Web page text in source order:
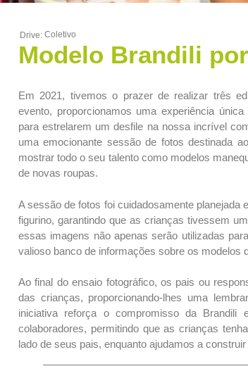
Drive: Coletivo
Modelo Brandili
Em 2021, tivemos o prazer de realizar três
evento, proporcionamos uma experiência
para estrelarem um desfile na nossa incrível
uma emocionante sessão de fotos destinada
mostrar todo o seu talento como modelos
de novas roupas.
A sessão de fotos foi cuidadosamente
figurino, garantindo que as crianças tivessem
essas imagens não apenas serão utilizadas
valioso banco de informações sobre os modelos
Ao final do ensaio fotográfico, os pais ou
das crianças, proporcionando-lhes uma
iniciativa reforça o compromisso da
colaboradores, permitindo que as crianças
lado de seus pais, enquanto ajudamos a